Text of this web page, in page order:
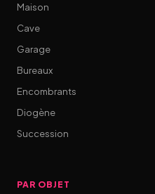
Maison
Cave
Garage
Bureaux
Encombrants
Diogène
Succession
PAR OBJET